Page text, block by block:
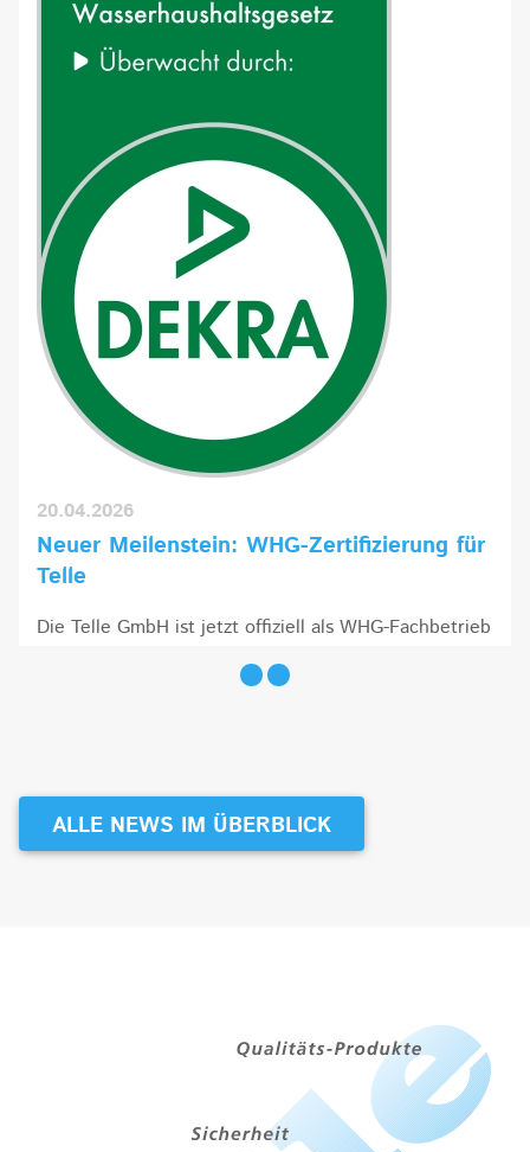
20.04.2026
Neuer Meilenstein: WHG-Zertifizierung für
Telle
Die Telle GmbH ist jetzt offiziell als WHG-Fachbetrieb
zertifiziert – ein weiterer Schritt für geprüfte
Qualität, Sicherheit und Umweltschutz.
First slide details.
Second slide details.
Current Slide
ALLE NEWS IM ÜBERBLICK